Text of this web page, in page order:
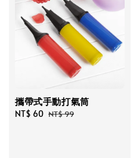
攜帶式手動打氣筒
Sale
NT$ 60 Regular
NT$ 99